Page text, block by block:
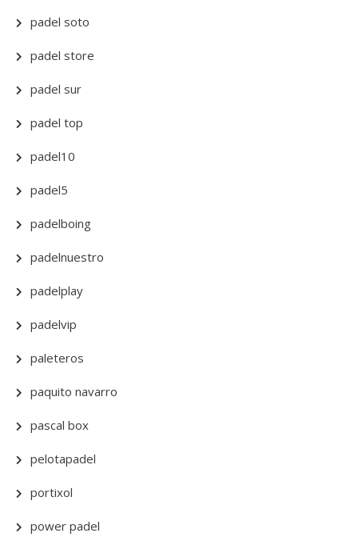
padel soto
padel store
padel sur
padel top
padel10
padel5
padelboing
padelnuestro
padelplay
padelvip
paleteros
paquito navarro
pascal box
pelotapadel
portixol
power padel